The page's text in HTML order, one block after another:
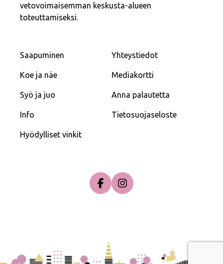
vetovoimaisemman keskusta-alueen
toteuttamiseksi.
Saapuminen
Koe ja näe
Syö ja juo
Info
Hyödylliset vinkit
Yhteystiedot
Mediakortti
Anna palautetta
Tietosuojaseloste